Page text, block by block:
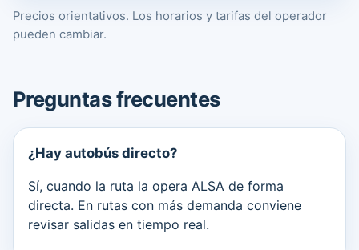
Precios orientativos. Los horarios y tarifas del operador
pueden cambiar.
Preguntas frecuentes
¿Hay autobús directo?
Sí, cuando la ruta la opera ALSA de forma
directa. En rutas con más demanda conviene
revisar salidas en tiempo real.